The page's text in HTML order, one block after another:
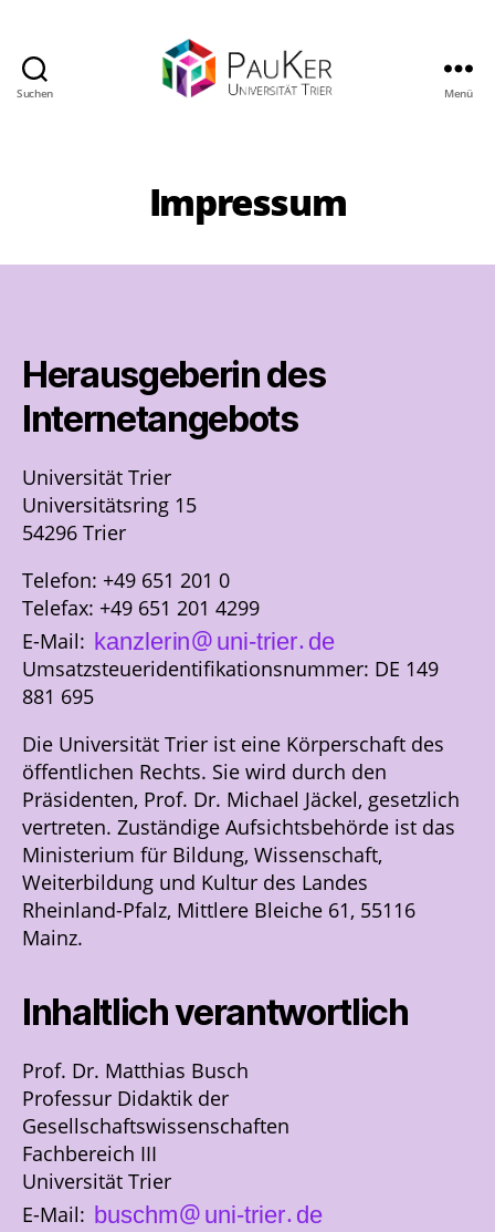
Suchen Menü
Impressum
Herausgeberin des
Internetangebots
Universität Trier
Universitätsring 15
54296 Trier
Telefon: +49 651 201 0
Telefax: +49 651 201 4299
E-Mail:
@ .
Umsatzsteueridentifikationsnummer: DE 149
881 695
Die Universität Trier ist eine Körperschaft des
öffentlichen Rechts. Sie wird durch den
Präsidenten, Prof. Dr. Michael Jäckel, gesetzlich
vertreten. Zuständige Aufsichtsbehörde ist das
Ministerium für Bildung, Wissenschaft,
Weiterbildung und Kultur des Landes
Rheinland-Pfalz, Mittlere Bleiche 61, 55116
Mainz.
Inhaltlich verantwortlich
Prof. Dr. Matthias Busch
Professur Didaktik der
Gesellschaftswissenschaften
Fachbereich III
Universität Trier
E-Mail:
@ .